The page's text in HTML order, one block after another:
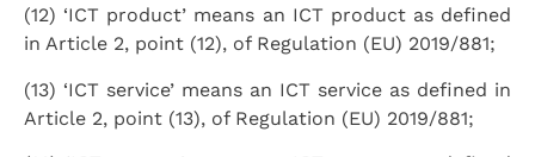
(12) ‘ICT product’ means an ICT product as defined
in Article 2, point (12), of Regulation (EU) 2019/881;
(13) ‘ICT service’ means an ICT service as defined in
Article 2, point (13), of Regulation (EU) 2019/881;